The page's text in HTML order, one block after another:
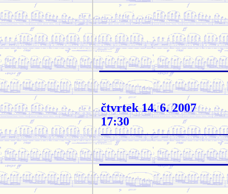
čtvrtek 14. 6. 2007
17:30